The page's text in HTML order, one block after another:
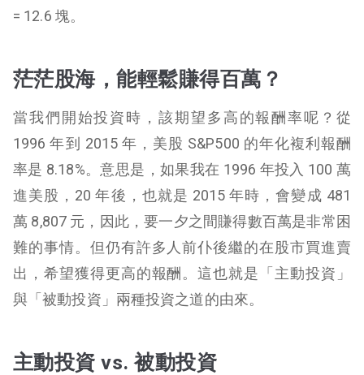
= 12.6 塊。
茫茫股海，能輕鬆賺得百萬？
當我們開始投資時，該期望多高的報酬率呢？從
1996 年到 2015 年，美股 S&P500 的年化複利報酬
率是 8.18%。意思是，如果我在 1996 年投入 100 萬
進美股，20 年後，也就是 2015 年時，會變成 481
萬 8,807 元，因此，要一夕之間賺得數百萬是非常困
難的事情。但仍有許多人前仆後繼的在股市買進賣
出，希望獲得更高的報酬。這也就是「主動投資」
與「被動投資」兩種投資之道的由來。
主動投資 vs. 被動投資